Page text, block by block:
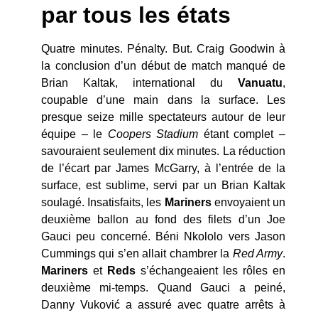
par tous les états
Quatre minutes. Pénalty. But. Craig Goodwin à
la conclusion d’un début de match manqué de
Brian Kaltak, international du Vanuatu,
coupable d’une main dans la surface. Les
presque seize mille spectateurs autour de leur
équipe – le Coopers Stadium étant complet –
savouraient seulement dix minutes. La réduction
de l’écart par James McGarry, à l’entrée de la
surface, est sublime, servi par un Brian Kaltak
soulagé. Insatisfaits, les Marinersenvoyaient un
deuxième ballon au fond des filets d’un Joe
Gauci peu concerné. Béni Nkololo vers Jason
Cummings qui s’en allait chambrer la Red Army.
Mariners et Reds s’échangeaient les rôles en
deuxième mi-temps. Quand Gauci a peiné,
Danny Vuković a assuré avec quatre arrêts à